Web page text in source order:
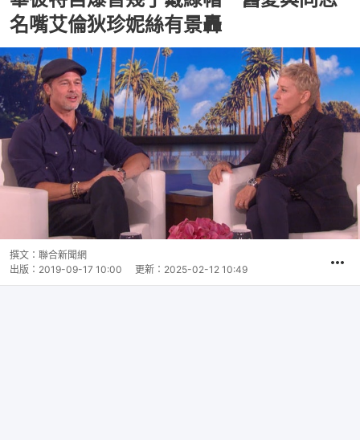
名嘴艾倫狄珍妮絲有景轟
撰文： 聯合新聞網
出版： 2019-09-17 10:00 更新： 2025-02-12 10:49